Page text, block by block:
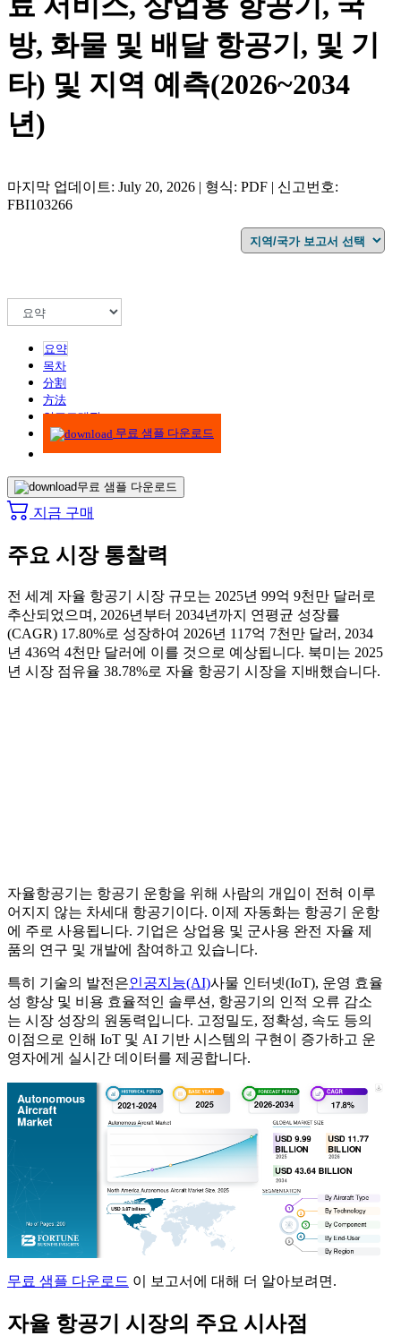
방, 화물 및 배달 항공기, 및 기
타) 및 지역 예측(2026~2034
년)
마지막 업데이트: July 20, 2026 | 형식: PDF | 신고번호:
FBI103266
요약
목차
分割
方法
인포그래픽
무료 샘플 다운로드
무료 샘플 다운로드
지금 구매
주요 시장 통찰력
전 세계 자율 항공기 시장 규모는 2025년 99억 9천만 달러로
추산되었으며, 2026년부터 2034년까지 연평균 성장률
(CAGR) 17.80%로 성장하여 2026년 117억 7천만 달러, 2034
년 436억 4천만 달러에 이를 것으로 예상됩니다. 북미는 2025
년 시장 점유율 38.78%로 자율 항공기 시장을 지배했습니다.
자율항공기는 항공기 운항을 위해 사람의 개입이 전혀 이루
어지지 않는 차세대 항공기이다. 이제 자동화는 항공기 운항
에 주로 사용됩니다. 기업은 상업용 및 군사용 완전 자율 제
품의 연구 및 개발에 참여하고 있습니다.
특히 기술의 발전은인공지능(AI)사물 인터넷(IoT), 운영 효율
성 향상 및 비용 효율적인 솔루션, 항공기의 인적 오류 감소
는 시장 성장의 원동력입니다. 고정밀도, 정확성, 속도 등의
이점으로 인해 IoT 및 AI 기반 시스템의 구현이 증가하고 운
영자에게 실시간 데이터를 제공합니다.
무료 샘플 다운로드 이 보고서에 대해 더 알아보려면.
자율 항공기 시장의 주요 시사점